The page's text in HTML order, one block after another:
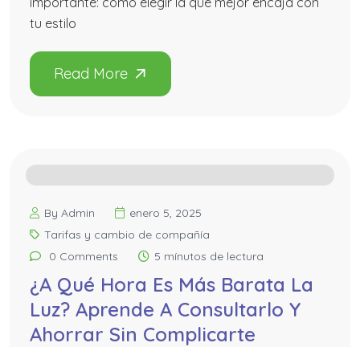
tu estilo
By Admin
enero 5, 2025
Tarifas y cambio de compañía
0 Comments
5 mínutos de lectura
¿A Qué Hora Es Más Barata La
Luz? Aprende A Consultarlo Y
Ahorrar Sin Complicarte